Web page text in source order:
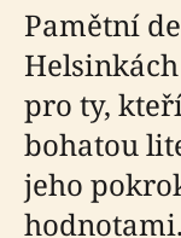
Pamětní
pro ty,
bohatou
jeho